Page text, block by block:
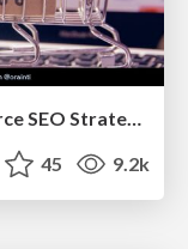
Building a Modern Day E-commerce SEO Strategy
45 9.2k